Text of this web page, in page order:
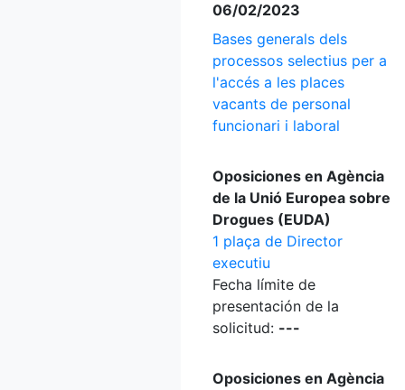
06/02/2023
Bases generals dels
processos selectius per a
l'accés a les places
vacants de personal
funcionari i laboral
Oposiciones en Agència
de la Unió Europea sobre
Drogues (EUDA)
1 plaça de Director
executiu
Fecha límite de
presentación de la
solicitud: ---
Oposiciones en Agència